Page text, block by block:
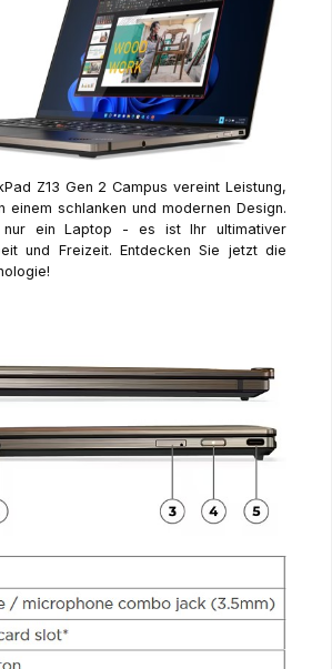
Z13 Gen 2 Campus vereint Leistung,
einem schlanken und modernen Design.
ein Laptop - es ist Ihr ultimativer
und Freizeit. Entdecken Sie jetzt die